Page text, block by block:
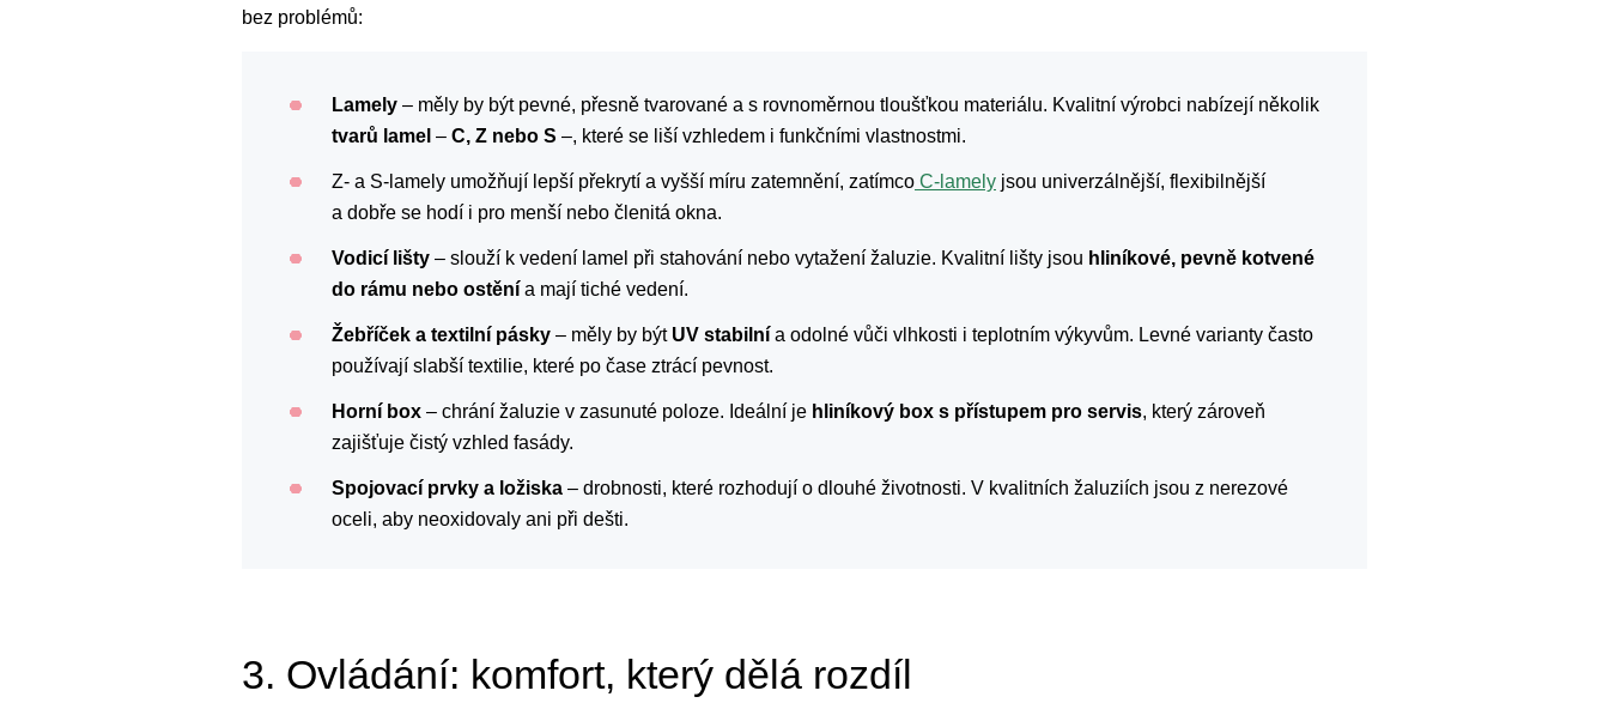
bez problémů:
Lamely – měly by být pevné, přesně tvarované a s rovnoměrnou tloušťkou materiálu. Kvalitní výrobci nabízejí několik
tvarů lamel – C, Z nebo S –, které se liší vzhledem i funkčními vlastnostmi.
Z- a S-lamely umožňují lepší překrytí a vyšší míru zatemnění, zatímco C-lamely jsou univerzálnější, flexibilnější
a dobře se hodí i pro menší nebo členitá okna.
Vodicí lišty – slouží k vedení lamel při stahování nebo vytažení žaluzie. Kvalitní lišty jsou hliníkové, pevně kotvené
do rámu nebo ostění a mají tiché vedení.
Žebříček a textilní pásky – měly by být UV stabilní a odolné vůči vlhkosti i teplotním výkyvům. Levné varianty často
používají slabší textilie, které po čase ztrácí pevnost.
Horní box – chrání žaluzie v zasunuté poloze. Ideální je hliníkový box s přístupem pro servis, který zároveň
zajišťuje čistý vzhled fasády.
Spojovací prvky a ložiska – drobnosti, které rozhodují o dlouhé životnosti. V kvalitních žaluziích jsou z nerezové
oceli, aby neoxidovaly ani při dešti.
3. Ovládání: komfort, který dělá rozdíl